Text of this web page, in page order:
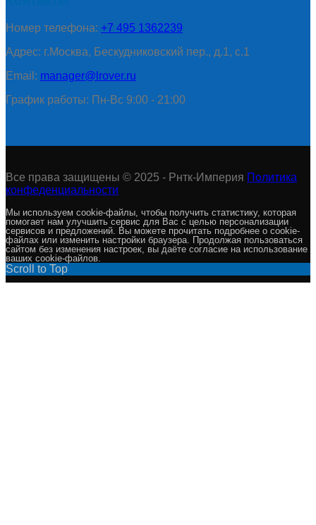
Номер телефона: +7 495 1362239
Адрес: г.Москва, Бескудниковский пер., д.1, с.1
Email: manager@lrover.ru
График работы: Пн-Вс 9:00 - 21:00
Все права защищены © 2025 - Рнтк-Империя Политика
конфеденциальности
Мы используем cookie-файлы, чтобы получить статистику, которая
помогает нам улучшить сервис для Вас с целью персонализации
сервисов и предложений. Вы можете прочитать подробнее о cookie-
файлах или изменить настройки браузера. Продолжая пользоваться
сайтом без изменения настроек, вы даёте согласие на использование
ваших cookie-файлов.
Scroll to Top